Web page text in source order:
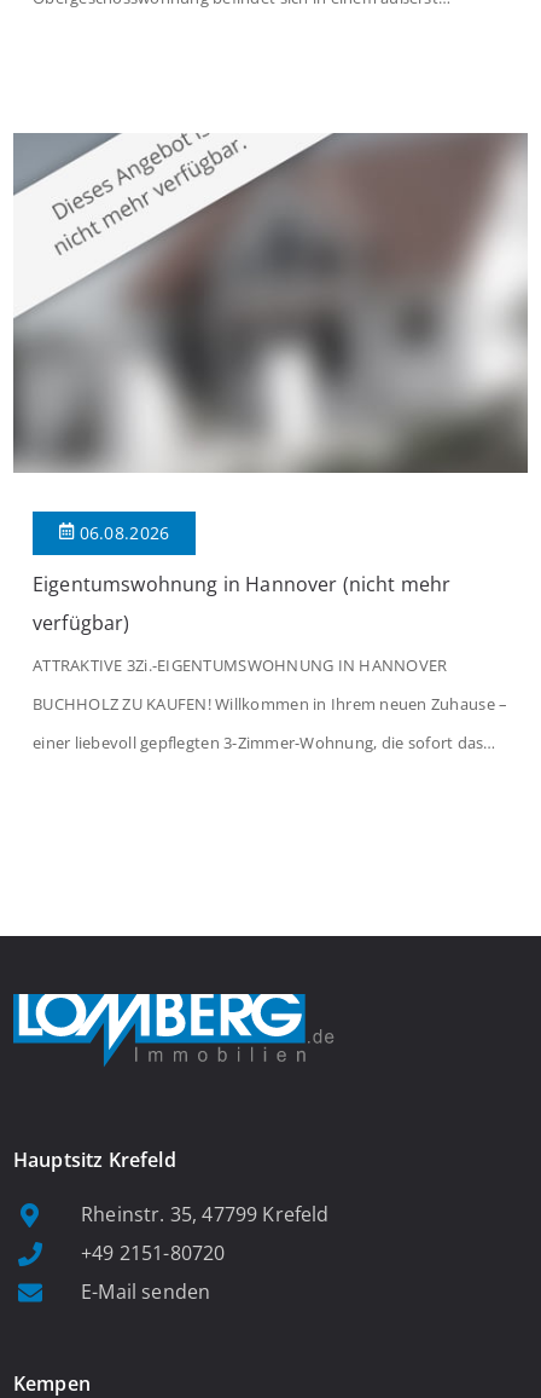
großzügige Räume und eine hochwertige Ausstattung, die
modernen Wohnkomfort mit einem stilvollen Ambiente
verbindet. Der […]
06.08.2026
Eigentumswohnung in Hannover (nicht mehr
verfügbar)
ATTRAKTIVE 3Zi.-EIGENTUMSWOHNUNG IN HANNOVER
BUCHHOLZ ZU KAUFEN! Willkommen in Ihrem neuen Zuhause –
einer liebevoll gepflegten 3-Zimmer-Wohnung, die sofort das
Hauptsitz Krefeld
Rheinstr. 35, 47799 Krefeld
+49 2151-80720
E-Mail senden
Kempen